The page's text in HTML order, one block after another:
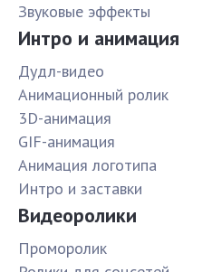
Звуковые эффекты
Интро и анимация
Дудл-видео
Анимационный ролик
3D-анимация
GIF-анимация
Анимация логотипа
Интро и заставки
Видеоролики
Проморолик